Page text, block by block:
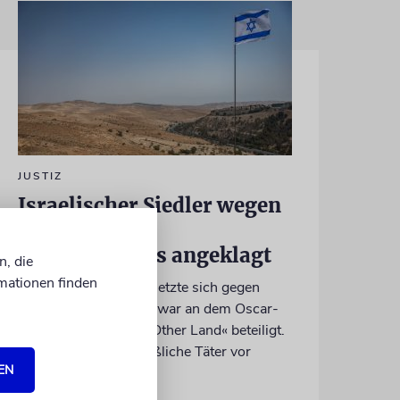
JUSTIZ
Israelischer Siedler wegen
Palästinensers angeklagt
Der getötete Aktivist setzte sich gegen
Siedlergewalt ein und war an dem Oscar-
prämierten Film »No Other Land« beteiligt.
Jetzt steht der mutmaßliche Täter vor
die
finden